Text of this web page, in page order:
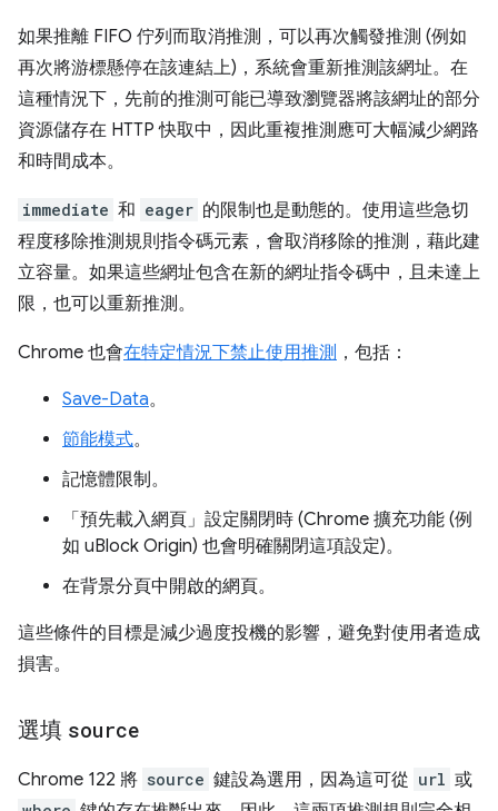
如果推離 FIFO 佇列而取消推測，可以再次觸發推測 (例如
再次將游標懸停在該連結上)，系統會重新推測該網址。在
這種情況下，先前的推測可能已導致瀏覽器將該網址的部分
資源儲存在 HTTP 快取中，因此重複推測應可大幅減少網路
和時間成本。
immediate 和 eager 的限制也是動態的。使用這些急切
程度移除推測規則指令碼元素，會取消移除的推測，藉此建
立容量。如果這些網址包含在新的網址指令碼中，且未達上
限，也可以重新推測。
Chrome 也會在特定情況下禁止使用推測 ，包括：
Save-Data。
節能模式。
記憶體限制。
「預先載入網頁」設定關閉時 (Chrome 擴充功能 (例
如 uBlock Origin) 也會明確關閉這項設定)。
在背景分頁中開啟的網頁。
這些條件的目標是減少過度投機的影響，避免對使用者造成
損害。
選填 source
Chrome 122 將 source 鍵設為選用，因為這可從 url 或